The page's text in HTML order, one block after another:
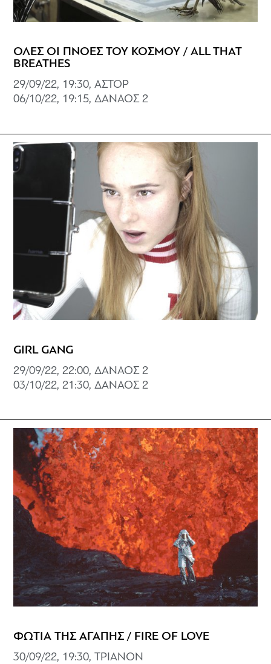
ΟΛΕΣ ΟΙ ΠΝΟΕΣ ΤΟΥ ΚΟΣΜΟΥ / ALL THAT
BREATHES
29/09/22, 19:30, ΑΣΤΟΡ
06/10/22, 19:15, ΔΑΝΑΟΣ 2
GIRL GANG
29/09/22, 22:00, ΔΑΝΑΟΣ 2
03/10/22, 21:30, ΔΑΝΑΟΣ 2
ΦΩΤΙΑ ΤΗΣ ΑΓΑΠΗΣ / FIRE OF LOVE
30/09/22, 19:30, ΤΡΙΑΝΟΝ